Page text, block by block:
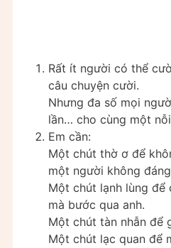
Rất ít người có thể
câu chuyện cười.
Nhưng đa số mọi
lần… cho cùng một
Em cần:
Một chút thờ ơ để
một người không
Một chút lạnh lùng để
mà bước qua anh.
Một chút tàn nhẫn để
Một chút lạc quan để